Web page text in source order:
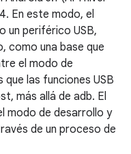
En este modo, el
un periférico USB,
como una base que
el modo de
las funciones USB
más allá de adb. El
modo de desarrollo y
de un proceso de